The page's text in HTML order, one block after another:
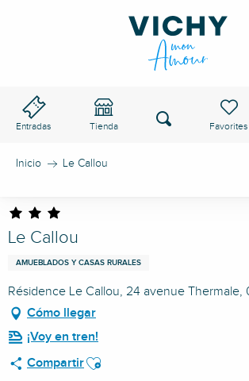
Entradas Tienda
Voir
Buscar
Inicio Le Callou
Le Callou
AMUEBLADOS Y CASAS RURALES
Résidence Le Callou, 24 avenue
Cómo llegar
¡Voy en tren!
CompartirAjouter aux favoris